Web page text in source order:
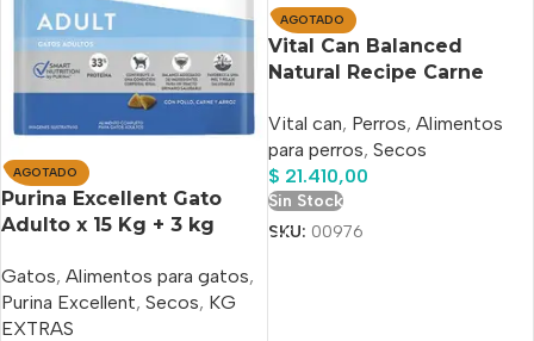
AGOTADO
Purina Excellent Gato
Adulto x 15 Kg + 3 kg
Gatos, Alimentos para gatos,
Purina Excellent, Secos, KG
EXTRAS
AGOTADO
Vital Can Balanced
Natural Recipe Carne
X 3 Kg
Vital can, Perros, Alimentos
para perros, Secos
$ 21.410,00
Sin Stock
SKU: 00976